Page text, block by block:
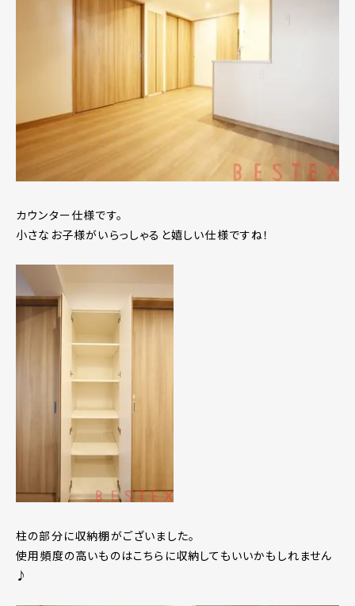
カウンター仕様です。
小さなお子様がいらっしゃると嬉しい仕様ですね！
柱の部分に収納棚がございました。
使用頻度の高いものはこちらに収納してもいいかもしれません
♪